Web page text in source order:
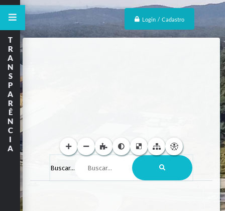
Login / Cadastro
Buscar...
T
R
A
N
S
P
A
R
Ê
N
C
I
A